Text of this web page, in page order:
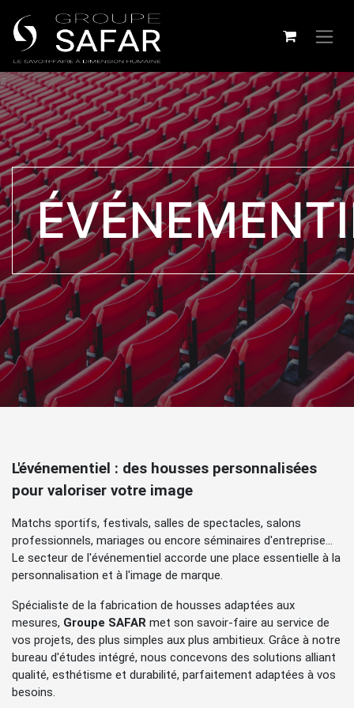
z
L'événementiel : des housses personnalisées
pour valoriser votre image
Matchs sportifs, festivals, salles de spectacles, salons
professionnels, mariages ou encore séminaires d'entreprise…
Le secteur de l'événementiel accorde une place essentielle à la
personnalisation et à l'image de marque.
Spécialiste de la fabrication de housses adaptées aux
mesures, Groupe SAFAR met son savoir-faire au service de
vos projets, des plus simples aux plus ambitieux. Grâce à notre
bureau d'études intégré, nous concevons des solutions alliant
qualité, esthétisme et durabilité, parfaitement adaptées à vos
besoins.